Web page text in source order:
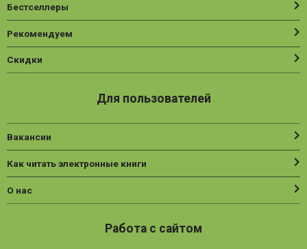
Бестселлеры
Рекомендуем
Скидки
Для пользователей
Вакансии
Как читать электронные книги
О нас
Работа с сайтом